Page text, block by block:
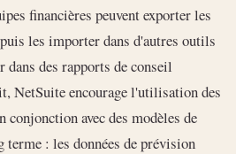
financières peuvent exporter les
les importer dans d'autres outils
dans des rapports de conseil
NetSuite encourage l'utilisation des
conjonction avec des modèles de
: les données de prévision